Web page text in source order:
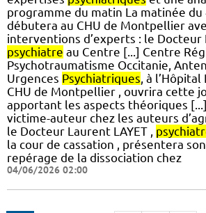
programme du matin La matinée du
débutera au CHU de Montpellier
interventions d’experts : le Docteur
psychiatre au Centre [...] Centre
Psychotraumatisme Occitanie,
Urgences Psychiatriques, à
CHU de Montpellier , ouvrira cette
apportant les aspects théoriques
victime-auteur chez les auteurs
le Docteur Laurent LAYET ,
la cour de cassation , présentera
repérage de la dissociation chez
04/06/2026 02:00